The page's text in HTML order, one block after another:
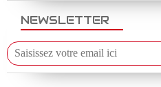
NEWSLETTER